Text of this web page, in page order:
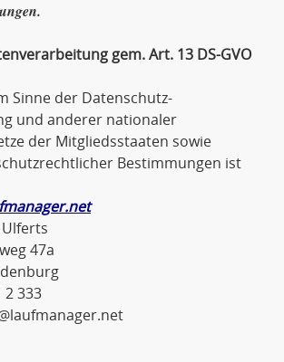
gem. Art. 13 DS-GVO
Sinne der Datenschutz-
und anderer nationaler
der Mitgliedsstaaten sowie
Bestimmungen ist
47a
333